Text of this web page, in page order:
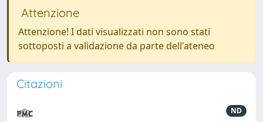
Attenzione
Attenzione! I dati visualizzati non sono stati
sottoposti a validazione da parte dell'ateneo
Citazioni
ND